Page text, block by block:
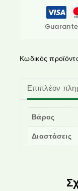
Κωδικός
Επιπλέον
Βάρος
Διαστάσεις